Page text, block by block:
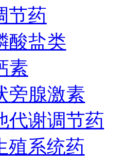
节药
酸盐类
素
旁腺激素
代谢调节药
殖系统药